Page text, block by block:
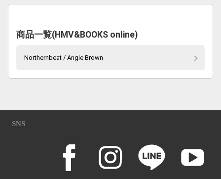
商品一覧(HMV&BOOKS online)
Northernbeat / Angie Brown
SNS